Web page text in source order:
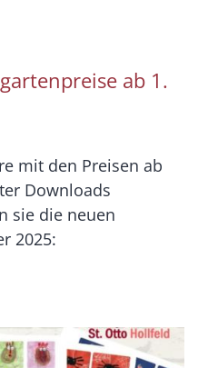
ab 1.
mit den Preisen ab
Downloads
sie die neuen
2025: